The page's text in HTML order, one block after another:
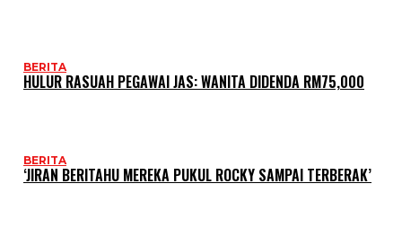
BERITA
HULUR RASUAH PEGAWAI JAS: WANITA DIDENDA RM75,000
BERITA
‘JIRAN BERITAHU MEREKA PUKUL ROCKY SAMPAI TERBERAK’